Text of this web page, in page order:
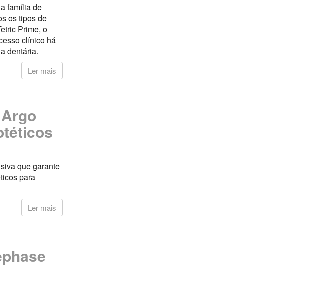
família de
os tipos de
Prime, o
clínico há
dentária.
Ler mais
que garante
para
Ler mais